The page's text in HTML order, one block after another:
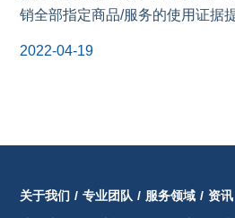
销全部指定商品/服务的使用证据
2022-04-19
关于我们 / 专业团队 / 服务领域 / 资